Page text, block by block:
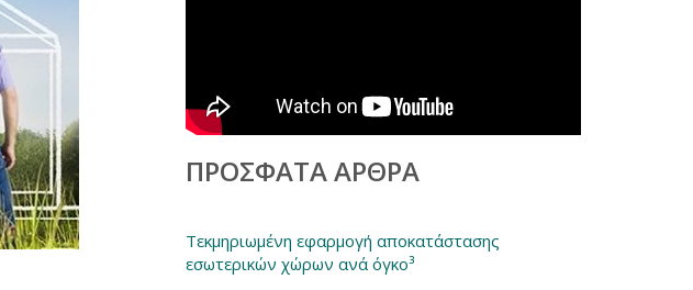
ΠΡΌΣΦΑΤΑ ΆΡΘΡΑ
Τεκμηριωμένη εφαρμογή αποκατάστασης
εσωτερικών χώρων ανά όγκο³